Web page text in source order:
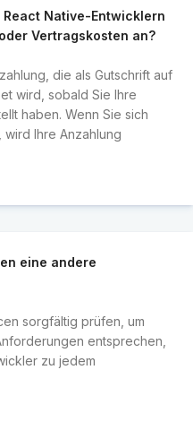
Native-Entwicklern
Vertragskosten an?
die als Gutschrift auf
wird, sobald Sie Ihre
haben. Wenn Sie sich
Ihre Anzahlung
eine andere
sorgfältig prüfen, um
entsprechen,
zu jedem